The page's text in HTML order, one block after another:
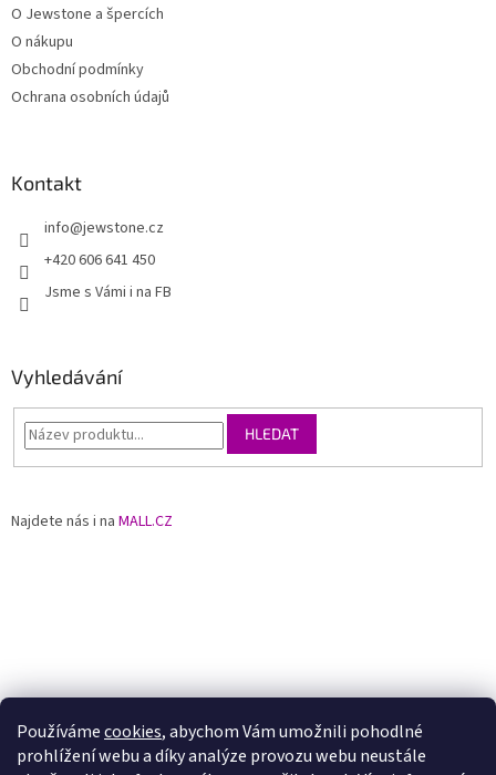
Používámecookies, abychom Vám umožnili pohodlné
prohlížení webu a díky analýze provozu webu neustále
O Jewstone a špercích
O nákupu
Obchodní podmínky
Ochrana osobních údajů
Kontakt
info@jewstone.cz
+420 606 641 450
Jsme s Vámi i na FB
Vyhledávání
HLEDAT
Najdete nás i na MALL.CZ